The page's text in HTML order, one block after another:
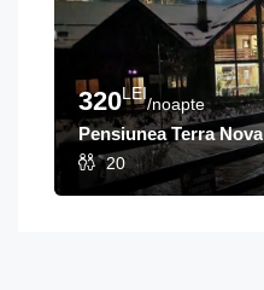
320LEI
/noapte
Pensiunea Terra Nova
20